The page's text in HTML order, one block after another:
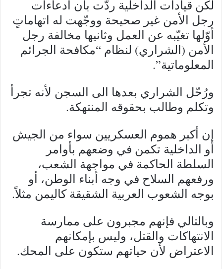
لكن قيادات الداخلية ردّت بأن ادعاءات
رجل الأمن غير صحيحة ووجّهت له اتهاماتٍ
أوّلها تغيّبه عن العمل وثانيها مخالفة رجل
الأمن (الشراري) لنظام “مكافحة الجرائم
المعلوماتية”.
ورُحّل الشراري بعدها الى السجن لأنه تجرأ
وتكلم وطالب بحقوقه المنتهكة.
إن أكبر هموم العسكريين سواء من الجيش
أو الداخلية تكمن في وضعهم بأوامر
السلطة الحاكمة في مواجهة الشعب،
ورفعهم السلاح في وجه أبناء الوطن، أو
بوجه الشعوب العربية الشقيقة كاليمن مثلاً.
وبالتالي فإنهم مجبرون على ممارسة
الانتهاكات والقتل، وليس بإمكانهم
الاعتراض لأن حياتهم ستكون على المحك.